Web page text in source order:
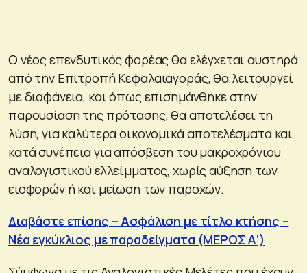
Ο νέος επενδυτικός φορέας θα ελέγχεται αυστηρά
από την Επιτροπή Κεφαλαιαγοράς, θα λειτουργεί
με διαφάνεια, και όπως επισημάνθηκε στην
παρουσίαση της πρότασης, θα αποτελέσει τη
λύση, για καλύτερα οικονομικά αποτελέσματα και
κατά συνέπεια για απόσβεση του μακροχρόνιου
αναλογιστικού ελλείμματος, χωρίς αύξηση των
εισφορών ή και μείωση των παροχών.
Διαβάστε επίσης – Ασφάλιση με τίτλο κτήσης –
Νέα εγκύκλιος με παραδείγματα (ΜΕΡΟΣ Α’)